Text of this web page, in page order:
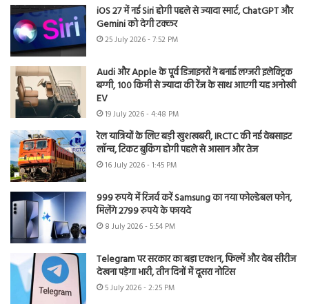
iOS 27 में नई Siri होगी पहले से ज्यादा स्मार्ट, ChatGPT और
Gemini को देगी टक्कर
25 July 2026 - 7:52 PM
Audi और Apple के पूर्व डिजाइनरों ने बनाई लग्जरी इलेक्ट्रिक
बग्गी, 100 किमी से ज्यादा की रेंज के साथ आएगी यह अनोखी
EV
19 July 2026 - 4:48 PM
रेल यात्रियों के लिए बड़ी खुशखबरी, IRCTC की नई वेबसाइट
लॉन्च, टिकट बुकिंग होगी पहले से आसान और तेज
16 July 2026 - 1:45 PM
999 रुपये में रिजर्व करें Samsung का नया फोल्डेबल फोन,
मिलेंगे 2799 रुपये के फायदे
8 July 2026 - 5:54 PM
Telegram पर सरकार का बड़ा एक्शन, फिल्में और वेब सीरीज
देखना पड़ेगा भारी, तीन दिनों में दूसरा नोटिस
5 July 2026 - 2:25 PM